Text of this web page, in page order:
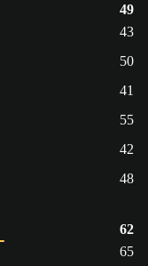
49
43
50
41
55
42
48
62
65